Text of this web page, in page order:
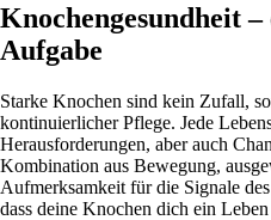
Knochengesundheit –
Aufgabe
Starke Knochen sind kein Zufall,
kontinuierlicher Pflege. Jede
Herausforderungen, aber auch
Kombination aus Bewegung,
Aufmerksamkeit für die Signale
dass deine Knochen dich ein